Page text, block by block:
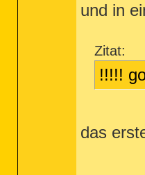
und in
Zitat:
!!!!!
das